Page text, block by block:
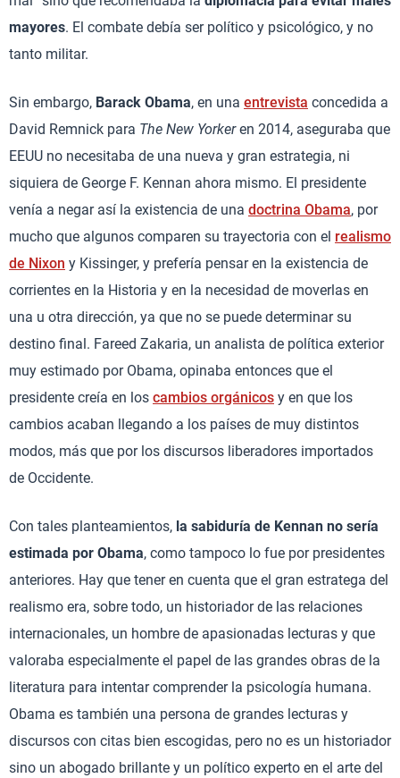
mayores. El combate debía ser político y psicológico, y no
tanto militar.
Sin embargo, Barack Obama, en una entrevista concedida a
David Remnick para The New Yorkeren 2014, aseguraba que
EEUU no necesitaba de una nueva y gran estrategia, ni
siquiera de George F. Kennan ahora mismo. El presidente
venía a negar así la existencia de una doctrina Obama, por
mucho que algunos comparen su trayectoria con el realismo
de Nixon y Kissinger, y prefería pensar en la existencia de
corrientes en la Historia y en la necesidad de moverlas en
una u otra dirección, ya que no se puede determinar su
destino final. Fareed Zakaria, un analista de política exterior
muy estimado por Obama, opinaba entonces que el
presidente creía en los cambios orgánicos y en que los
cambios acaban llegando a los países de muy distintos
modos, más que por los discursos liberadores importados
de Occidente.
Con tales planteamientos, la sabiduría de Kennan no sería
estimada por Obama, como tampoco lo fue por presidentes
anteriores. Hay que tener en cuenta que el gran estratega del
realismo era, sobre todo, un historiador de las relaciones
internacionales, un hombre de apasionadas lecturas y que
valoraba especialmente el papel de las grandes obras de la
literatura para intentar comprender la psicología humana.
Obama es también una persona de grandes lecturas y
discursos con citas bien escogidas, pero no es un historiador
sino un abogado brillante y un político experto en el arte del